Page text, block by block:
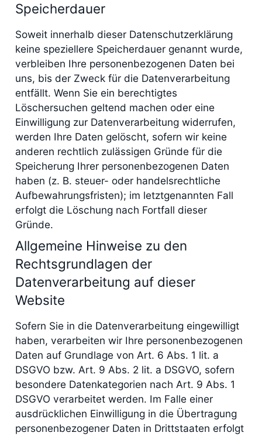
Speicherdauer
Soweit innerhalb dieser Datenschutzerklärung
keine speziellere Speicherdauer genannt wurde,
verbleiben Ihre personenbezogenen Daten bei
uns, bis der Zweck für die Datenverarbeitung
entfällt. Wenn Sie ein berechtigtes
Löschersuchen geltend machen oder eine
Einwilligung zur Datenverarbeitung widerrufen,
werden Ihre Daten gelöscht, sofern wir keine
anderen rechtlich zulässigen Gründe für die
Speicherung Ihrer personenbezogenen Daten
haben (z. B. steuer- oder handelsrechtliche
Aufbewahrungsfristen); im letztgenannten Fall
erfolgt die Löschung nach Fortfall dieser
Gründe.
Allgemeine Hinweise zu den
Rechtsgrundlagen der
Datenverarbeitung auf dieser
Website
Sofern Sie in die Datenverarbeitung eingewilligt
haben, verarbeiten wir Ihre personenbezogenen
Daten auf Grundlage von Art. 6 Abs. 1 lit. a
DSGVO bzw. Art. 9 Abs. 2 lit. a DSGVO, sofern
besondere Datenkategorien nach Art. 9 Abs. 1
DSGVO verarbeitet werden. Im Falle einer
ausdrücklichen Einwilligung in die Übertragung
personenbezogener Daten in Drittstaaten erfolgt